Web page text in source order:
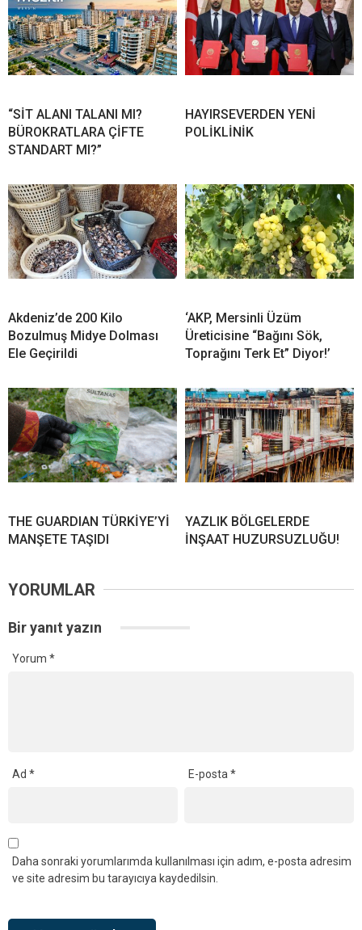
“SİT ALANI TALANI MI?
BÜROKRATLARA ÇİFTE
STANDART MI?”
HAYIRSEVERDEN YENİ
POLİKLİNİK
Akdeniz’de 200 Kilo
Bozulmuş Midye Dolması
Ele Geçirildi
‘AKP, Mersinli Üzüm
Üreticisine “Bağını Sök,
Toprağını Terk Et” Diyor!’
THE GUARDIAN TÜRKİYE’Yİ
MANŞETE TAŞIDI
YAZLIK BÖLGELERDE
İNŞAAT HUZURSUZLUĞU!
YORUMLAR
Bir yanıt yazın
Yorum *
Ad * E-posta*
Daha sonraki yorumlarımda kullanılması için adım, e-posta adresim
ve site adresim bu tarayıcıya kaydedilsin.